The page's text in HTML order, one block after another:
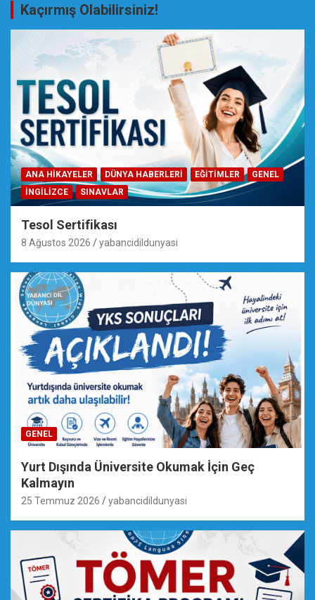
Kaçırmış Olabilirsiniz!
ANA HIKAYELER DÜNYA HABERLERI EĞİTİMLER
GENEL
İNGILIZCE
SINAVLAR
Tesol Sertifikası
8 Ağustos 2026 yabancidildunyasi
GENEL
Yurt Dışında Üniversite Okumak İçin Geç
Kalmayın
25 Temmuz 2026 yabancidildunyasi